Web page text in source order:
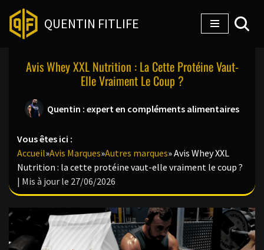
Aller
contenu
QUENTIN FITLIFE
Avis Whey XXL Nutrition : La Cette Protéine Vaut-
Elle Vraiment Le Coup ?
Quentin : expert en compléments alimentaires
Vous êtes ici :
Accueil»Avis Marques»Autres marques»Avis Whey XXL
Nutrition : la cette protéine vaut-elle vraiment le coup ?
| Mis à jour le 27/06/2026